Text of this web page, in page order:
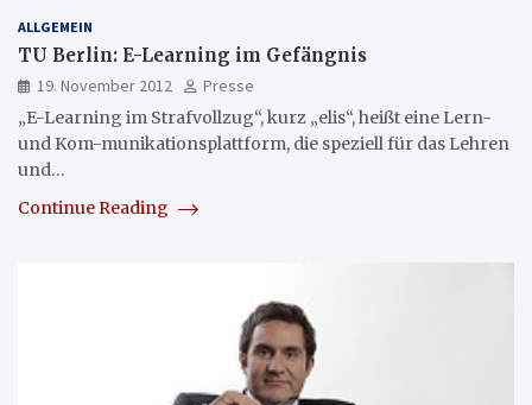
ALLGEMEIN
TU Berlin: E-Learning im Gefängnis
19. November 2012
Presse
„E-Learning im Strafvollzug“, kurz „elis“, heißt eine Lern-
und Kom-munikationsplattform, die speziell für das Lehren
und…
Continue Reading